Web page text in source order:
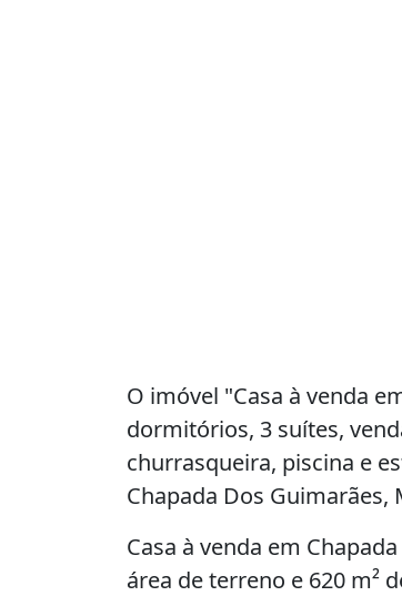
O imóvel "Casa à venda
dormitórios, 3 suítes,
churrasqueira, piscina e
Chapada Dos Guimarães,
Casa à venda em
área de terreno e 620 m²